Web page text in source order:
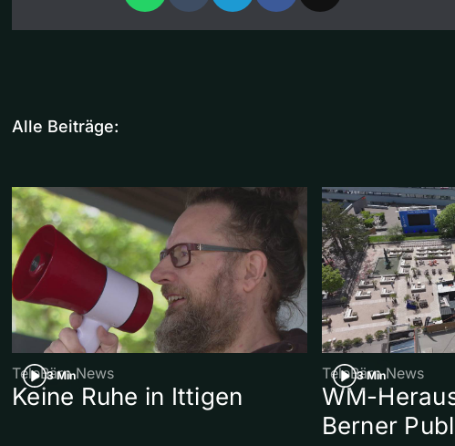
Alle Beiträge:
3 Min
TeleBärn News
Keine Ruhe in Ittigen
3 Min
TeleBärn News
WM-
Berner